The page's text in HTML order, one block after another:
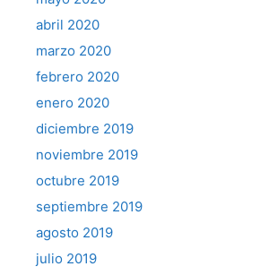
abril 2020
marzo 2020
febrero 2020
enero 2020
diciembre 2019
noviembre 2019
octubre 2019
septiembre 2019
agosto 2019
julio 2019